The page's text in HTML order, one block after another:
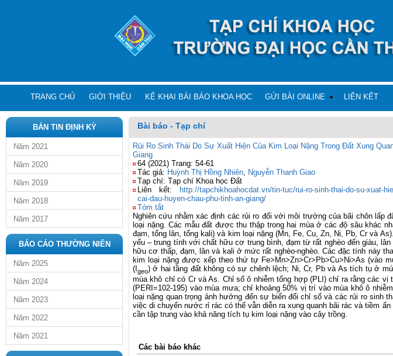
TRANG CHỦ GIỚI THIỆU KÊ KHAI BÀI BÁO KHOA HỌC GỬI BÀI ONLINE LIÊN KẾT
BẢN TIN ĐỊNH KỲ
Năm 2021
Năm 2020
Năm 2019
Năm 2018
Năm 2017
BÁO CÁO THƯỜNG NIÊN
Năm 2025
Năm 2024
Năm 2023
Năm 2022
Năm 2021
Bài báo - Tạp chí
Rủi Ro Sinh Thái Do Sự Xuất Hiện Của Kim Loại Nặng Trong Đất Xung
Giang
64 (2021) Trang: 54-61
Tác giả: Huỳnh Thị Hồng Nhiên, Nguyễn Thanh Giao
Tạp chí: Tạp chí Khoa học Đất
Liên kết:
http://tapchikhoahocdat.vn/tin-tuc/rui-ro-sinh-thai-do-su-xuat-
cai-dau-huyen-chau-phu-tinh-an-giang/
Tóm tắt
Nghiên cứu nhằm xác định các rủi ro đối với môi trường của bãi chôn lấp
loại nặng. Các mẫu đất được thu thập trong hai mùa ở các độ sâu khác
đạm, tổng lân, tổng kali) và kim loại nặng (Mn, Fe, Cu, Zn, Ni, Pb, Cr và
yếu – trung tính với chất hữu cơ trung bình, đạm từ rất nghèo đến giàu,
hữu cơ thấp, đạm, lân và kali ở mức rất nghèo-nghèo. Các đặc tính này
kim loại nặng được xếp theo thứ tự Fe>Mn>Zn>Cr>Pb>Cu>Ni>As (vào
(I geo) ở hai tầng đất không có sự chênh lệch; Ni, Cr, Pb và As tích tụ ở
mùa khô chỉ có Cr và As. Chỉ số ô nhiễm tổng hợp (PLI) chỉ ra rằng các
(PERI=102-195) vào mùa mưa; chỉ khoảng 50% vị trí vào mùa khô ô
loại nặng quan trọng ảnh hưởng đến sự biến đổi chỉ số và các rủi ro sinh
việc di chuyển nước rỉ rác có thể vẫn diễn ra xung quanh bãi rác và tiềm
cần tập trung vào khả năng tích tụ kim loại nặng vào cây trồng.
Các bài báo khác